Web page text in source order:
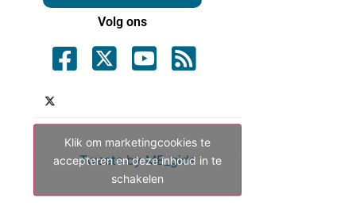
Volg ons
Tweets by ME_gids
Klik om marketingcookies te
accepteren en deze inhoud in te
schakelen